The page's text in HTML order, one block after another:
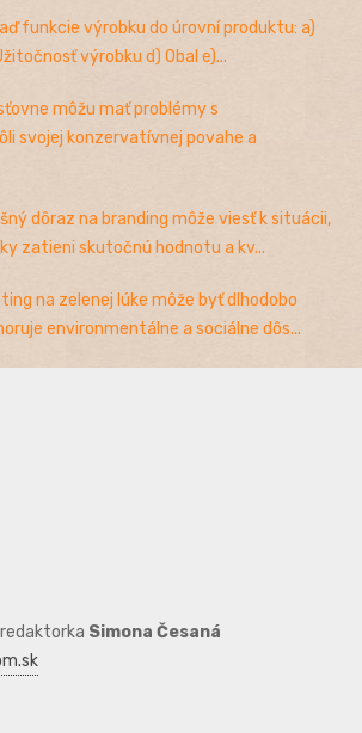
funkcie výrobku do úrovní produktu: a)
výrobku d) Obal e)...
môžu mať problémy s
svojej konzervatívnej povahe a
dôraz na branding môže viesť k situácii,
zatieni skutočnú hodnotu a kv...
na zelenej lúke môže byť dlhodobo
environmentálne a sociálne dôs...
Simona Česaná